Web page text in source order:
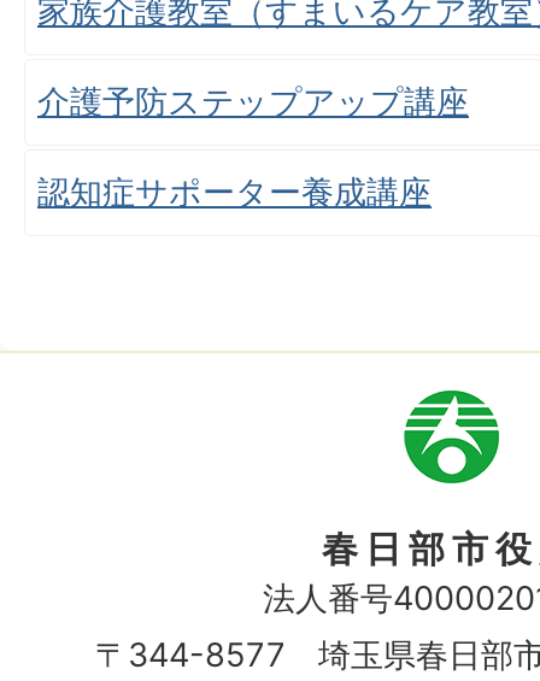
家族介護教室（すまいるケア教室
介護予防ステップアップ講座
認知症サポーター養成講座
市
章
春日部市
法人番号
〒344-8577 埼玉県春日部